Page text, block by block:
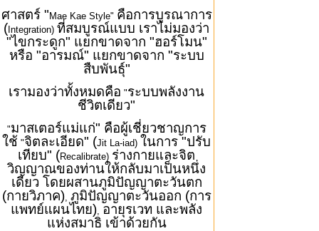
ศาสตร์ " Mae Kae Style" คือการบูรณาการ
( Integration)ที่สมบูรณ์แบบ เราไม่มองว่า
"ไขกระดูก" แยกขาดจาก "ฮอร์โมน"
หรือ "อารมณ์" แยกขาดจาก "ระบบ
สืบพันธุ์"
เรามองว่าทั้งหมดคือ "ระบบพลังงาน
ชีวิตเดียว"
"มาสเตอร์แม่แก่" คือผู้เชี่ยวชาญการ
ใช้ "จิตละเอียด" (Jit La-iad) ในการ "ปรับ
เทียบ" (Recalibrate) ร่างกายและจิต
วิญญาณของท่านให้กลับมาเป็นหนึ่ง
เดียว โดยผสานภูมิปัญญาตะวันตก
(กายวิภาค), ภูมิปัญญาตะวันออก (การ
แพทย์แผนไทย), อายุรเวท และพลัง
แห่งสมาธิ เข้าด้วยกัน